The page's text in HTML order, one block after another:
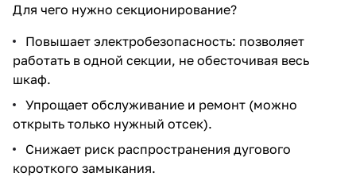
Для чего нужно секционирование?
Повышает электробезопасность: позволяет
работать в одной секции, не обесточивая весь
шкаф.
Упрощает обслуживание и ремонт (можно
открыть только нужный отсек).
Снижает риск распространения дугового
короткого замыкания.